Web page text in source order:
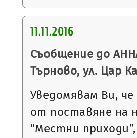
11.11.2016
Съобщение до
Търново, ул. Цар
Уведомявам Ви,
от поставяне на
“Местни